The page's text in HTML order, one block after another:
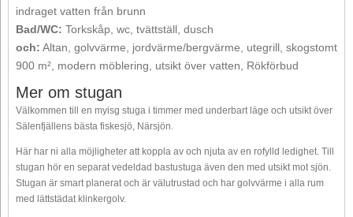
indraget vatten från brunn
Bad/WC: Torkskåp, wc, tvättställ, dusch
och: Altan, golvvärme, jordvärme/bergvärme, utegrill, skogstomt
900 m², modern möblering, utsikt över vatten, Rökförbud
Mer om stugan
Välkommen till en myisg stuga i timmer med underbart läge och utsikt över
Sälenfjällens bästa fiskesjö, Närsjön.
Här har ni alla möjligheter att koppla av och njuta av en rofylld ledighet. Till
stugan hör en separat vedeldad bastustuga även den med utsikt mot sjön.
Stugan är smart planerat och är välutrustad och har golvvärme i alla rum
med lättstädat klinkergolv.